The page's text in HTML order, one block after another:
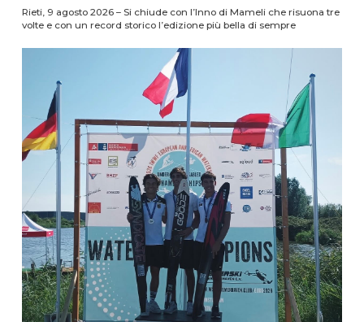
Rieti, 9 agosto 2026 – Si chiude con l’Inno di Mameli che risuona tre
volte e con un record storico l’edizione più bella di sempre